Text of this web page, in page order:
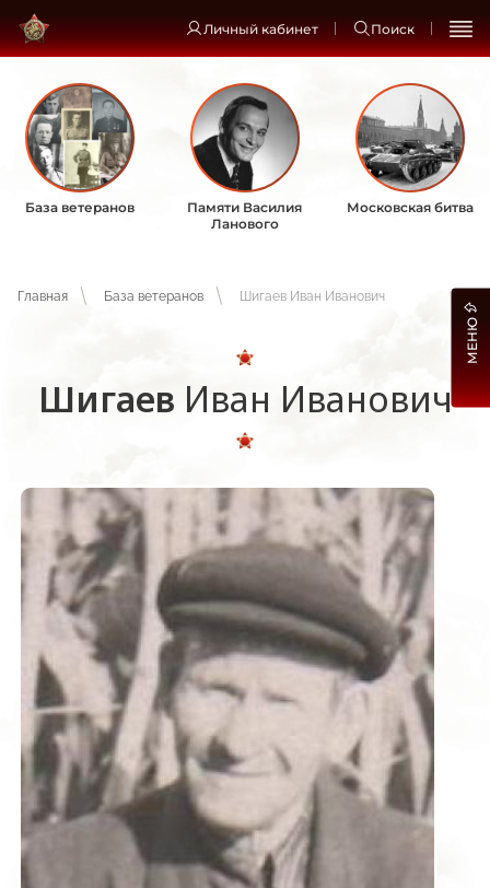
Личный кабинет Поиск
База ветеранов
Памяти Василия
Ланового
Московская битва
Главная База ветеранов Шигаев Иван Иванович
Шигаев Иван Иванович
МЕНЮ